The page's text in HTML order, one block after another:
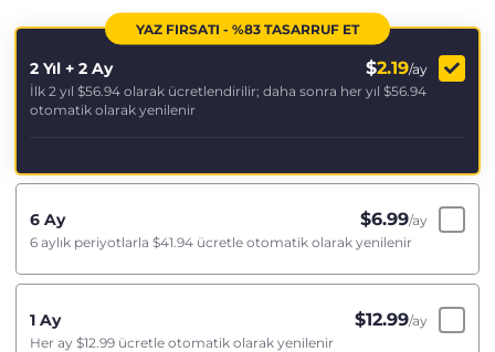
YAZ FIRSATI - %83 TASARRUF ET
2 Yıl + 2 Ay $2.19/ay
İlk 2 yıl $56.94 olarak ücretlendirilir; daha sonra her yıl $56.94
otomatik olarak yenilenir
6 Ay $6.99/ay
6 aylık periyotlarla $41.94 ücretle otomatik olarak yenilenir
1 Ay $12.99/ay
Her ay $12.99 ücretle otomatik olarak yenilenir